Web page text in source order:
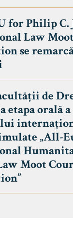
for Philip C.
Law
se
de
etapa orală a
„All-
Moot